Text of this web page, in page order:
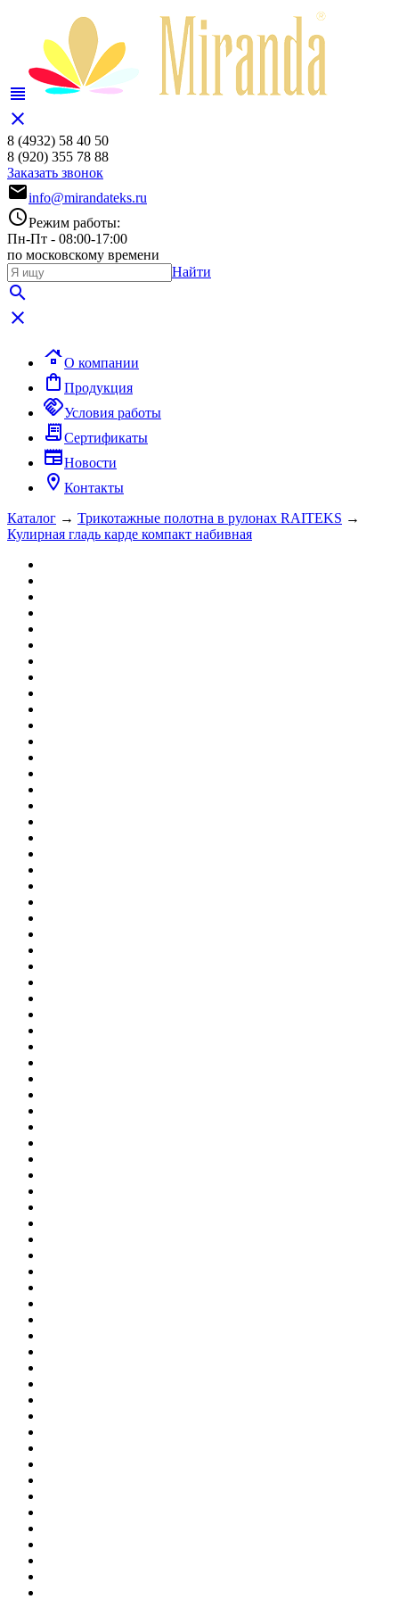
view_headline
close
8 (4932) 58 40 50
8 (920) 355 78 88
Заказать звонок
mailinfo@mirandateks.ru
scheduleРежим работы:
Пн-Пт - 08:00-17:00
по московскому времени
Найти
search
close
roofingО компании
shopping_bag Продукция
handshakeУсловия работы
receipt_long Сертификаты
newspaperНовости
location_on Контакты
Каталог → Трикотажные полотна в рулонах RAITEKS →
Кулирная гладь карде компакт набивная